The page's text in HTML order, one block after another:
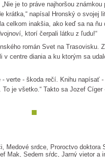
je to práve najhoršou
napísal Hronský o svojej
celkom inakšia, ako keď sa na
ktorí čerpali látku z ľudu!“
román Svet na Trasovisku.
centre diania a ku ktorým sa
- verte - škoda rečí. Knihu napísať
je všetko.“ Takto sa Jozef
Medové srdce, Proroctvo doktora
Mak, Sedem sŕdc, Jarný vietor a